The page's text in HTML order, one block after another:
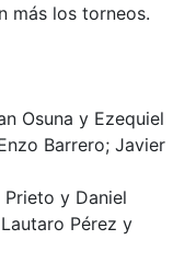
más los torneos.
Osuna y Ezequiel
Barrero; Javier
y Daniel
Pérez y